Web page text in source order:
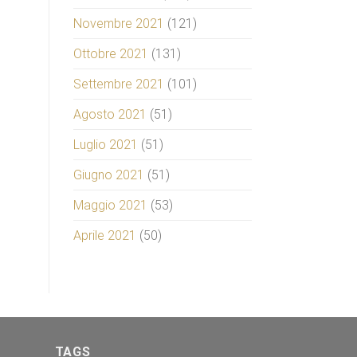
Novembre 2021 (121)
Ottobre 2021 (131)
Settembre 2021 (101)
Agosto 2021 (51)
Luglio 2021 (51)
Giugno 2021 (51)
Maggio 2021 (53)
Aprile 2021 (50)
TAGS